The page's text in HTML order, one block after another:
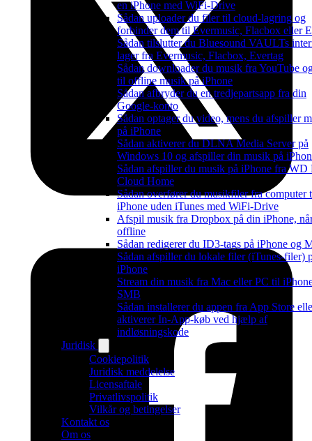
en iPhone med WiFi-Drive
Sådan uploader du filer til cloud-lagring og
forbinder dem til Evermusic, Flacbox eller
Sådan tilslutter du Bluesound VAULTs
lager fra Evermusic, Flacbox, Evertag
Sådan downloader du musik fra YouTube
til offline musik på iPhone
Sådan afbryder du en tredjepartsapp fra din
Google-konto
Sådan optager du video, mens du afspiller
på iPhone
Sådan aktiverer du DLNA Media Server på
Windows 10 og afspiller din musik på
Sådan afspiller du musik på iPhone fra WD
Cloud Home
Sådan overfører du musikfiler fra computer
iPhone uden iTunes med WiFi-Drive
Afspil musik fra Dropbox på din iPhone,
offline
Sådan redigerer du ID3-tags på iPhone og
Sådan afspiller du lokale filer (iTunes-filer)
iPhone
Stream din musik fra Mac eller PC til
SMB
Sådan installerer du appen fra App Store
aktiverer In-App-køb ved hjælp af
indløsningskode
Juridisk
Cookiepolitik
Juridisk meddelelse
Licensaftale
Privatlivspolitik
Vilkår og betingelser
Kontakt os
Om os